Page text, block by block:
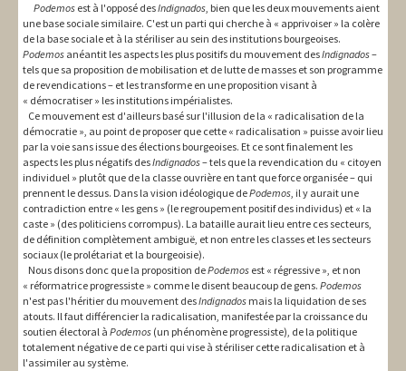
Podemos est à l'opposé desIndignados, bien que les deux mouvements aient
une base sociale similaire. C'est un parti qui cherche à « apprivoiser » la colère
de la base sociale et à la stériliser au sein des institutions bourgeoises.
Podemos anéantit les aspects les plus positifs du mouvement desIndignados–
tels que sa proposition de mobilisation et de lutte de masses et son programme
de revendications – et les transforme en une proposition visant à
« démocratiser » les institutions impérialistes.
Ce mouvement est d'ailleurs basé sur l'illusion de la « radicalisation de la
démocratie », au point de proposer que cette « radicalisation » puisse avoir lieu
par la voie sans issue des élections bourgeoises. Et ce sont finalement les
aspects les plus négatifs desIndignados– tels que la revendication du « citoyen
individuel » plutôt que de la classe ouvrière en tant que force organisée – qui
prennent le dessus. Dans la vision idéologique dePodemos, il y aurait une
contradiction entre « les gens » (le regroupement positif des individus) et « la
caste » (des politiciens corrompus). La bataille aurait lieu entre ces secteurs,
de définition complètement ambiguë, et non entre les classes et les secteurs
sociaux (le prolétariat et la bourgeoisie).
Nous disons donc que la proposition dePodemos est « régressive », et non
« réformatrice progressiste » comme le disent beaucoup de gens. Podemos
n'est pas l'héritier du mouvement desIndignados mais la liquidation de ses
atouts. Il faut différencier la radicalisation, manifestée par la croissance du
soutien électoral à Podemos (un phénomène progressiste), de la politique
totalement négative de ce parti qui vise à stériliser cette radicalisation et à
l'assimiler au système.